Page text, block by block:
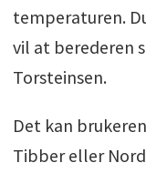
temperaturen.
vil at berederen
Torsteinsen.
Det kan
Tibber eller